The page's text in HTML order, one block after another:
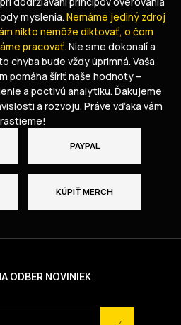
myslenia. Nemáme jediný zdroj
nikto nemôže diktovať, o čom
pracovať. Nie sme dokonalí a
chyba bude vždy úprimná. Vaša
pomáha šíriť naše hodnoty –
a poctivú analytiku. Ďakujeme
a rozvoju. Práve vďaka vám
rastieme!
PAYPAL
KÚPIŤ MERCH
ODBER NOVINIEK